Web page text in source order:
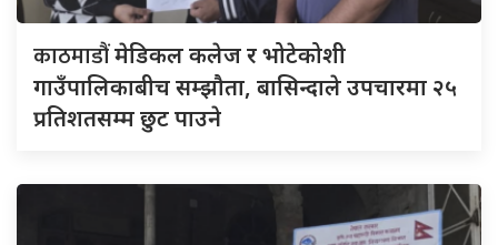
काठमाडौंमेडिकल कलेज र भोटेकोशी
गाउँपालिकाबीच सम्झौता, बासिन्दाले उपचारमा २५
प्रतिशतसम्म छुट पाउने